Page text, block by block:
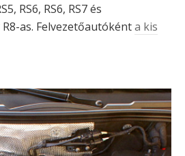
RS6, RS6, RS7 és
as. Felvezetőautókénta kis